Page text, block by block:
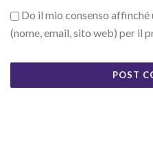
Do il mio consenso
(nome, email, sito web) per il